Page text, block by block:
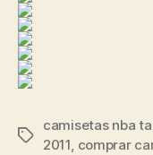
Etiquetas
camisetas nba
2011, comprar